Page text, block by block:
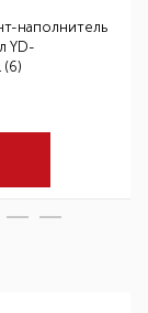
наполнитель
YD-
(6)